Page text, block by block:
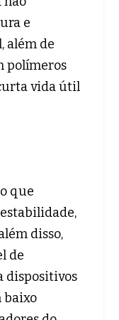
e
além de
polímeros
vida útil
que
disso,
de
dispositivos
baixo